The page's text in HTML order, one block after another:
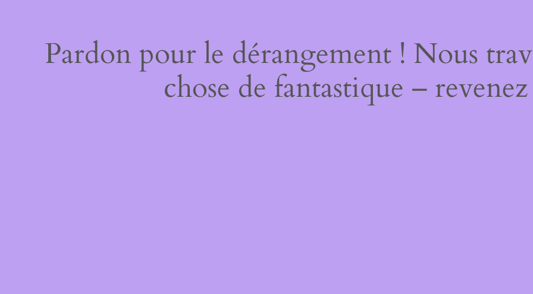
Pardon pour le dérangement ! Nous
chose de fantastique –